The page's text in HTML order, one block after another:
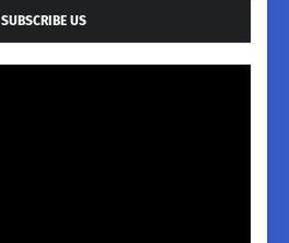
SUBSCRIBE US